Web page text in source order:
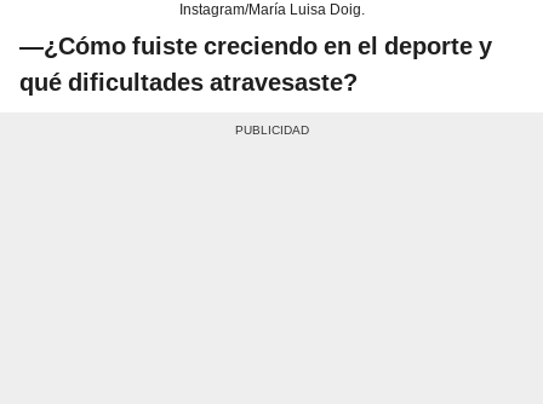
Instagram/María Luisa Doig.
—¿Cómo fuiste creciendo en el deporte y
qué dificultades atravesaste?